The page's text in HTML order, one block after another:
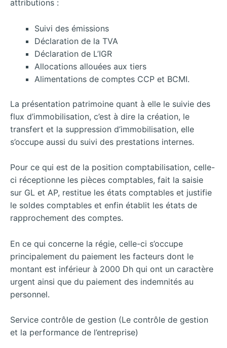
attributions :
Suivi des émissions
Déclaration de la TVA
Déclaration de L’IGR
Allocations allouées aux tiers
Alimentations de comptes CCP et BCMI.
La présentation patrimoine quant à elle le suivie des
flux d’immobilisation, c’est à dire la création, le
transfert et la suppression d’immobilisation, elle
s’occupe aussi du suivi des prestations internes.
Pour ce qui est de la position comptabilisation, celle-
ci réceptionne les pièces comptables, fait la saisie
sur GL et AP, restitue les états comptables et justifie
le soldes comptables et enfin établit les états de
rapprochement des comptes.
En ce qui concerne la régie, celle-ci s’occupe
principalement du paiement les facteurs dont le
montant est inférieur à 2000 Dh qui ont un caractère
urgent ainsi que du paiement des indemnités au
personnel.
Service contrôle de gestion (Le contrôle de gestion
et la performance de l’entreprise)